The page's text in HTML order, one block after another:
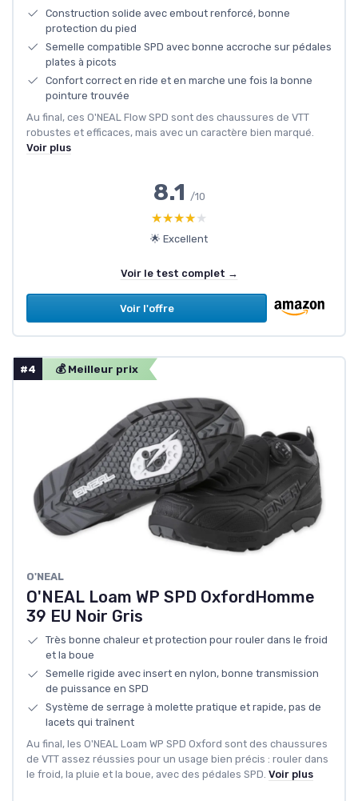
Construction solide avec embout renforcé, bonne
protection du pied
Semelle compatible SPD avec bonne accroche sur pédales
plates à picots
Confort correct en ride et en marche une fois la bonne
pointure trouvée
Au final, ces O'NEAL Flow SPD sont des chaussures de VTT
robustes et efficaces, mais avec un caractère bien marqué.
Voir plus
8.1 /10
★★★★★
★★★★★
🌟 Excellent
Voir le test complet →
Voir l'offre
#4 💰 Meilleur prix
O'NEAL
O'NEAL Loam WP SPD OxfordHomme
39 EU Noir Gris
Très bonne chaleur et protection pour rouler dans le froid
et la boue
Semelle rigide avec insert en nylon, bonne transmission
de puissance en SPD
Système de serrage à molette pratique et rapide, pas de
lacets qui traînent
Au final, les O'NEAL Loam WP SPD Oxford sont des chaussures
de VTT assez réussies pour un usage bien précis : rouler dans
le froid, la pluie et la boue, avec des pédales SPD. Voir plus